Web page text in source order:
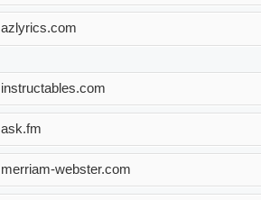
azlyrics.com
instructables.com
ask.fm
merriam-webster.com